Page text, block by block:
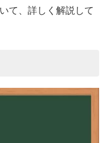
て、詳しく解説して